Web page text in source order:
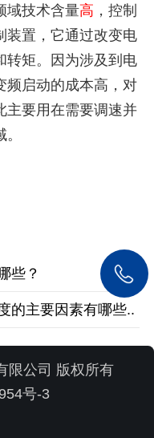
技术含量高 ，控制
装置，它通过改变电
转矩。因为涉及到电
频启动的成本高，对
主要用在需要调速并
些？
的主要因素有哪些..
限公司 版权所有
号-3